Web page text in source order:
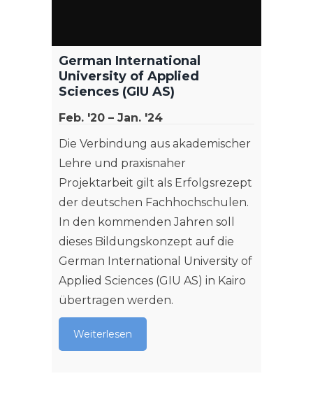
German International
University of Applied
Sciences (GIU AS)
Feb. '20 – Jan. '24
Die Verbindung aus akademischer
Lehre und praxisnaher
Projektarbeit gilt als Erfolgsrezept
der deutschen Fachhochschulen.
In den kommenden Jahren soll
dieses Bildungskonzept auf die
German International University of
Applied Sciences (GIU AS) in Kairo
übertragen werden.
Weiterlesen